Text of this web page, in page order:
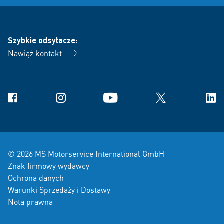
Szybkie odsyłacze:
Nawiąż kontakt
Facebook Instagram YouTube X
© 2026 MS Motorservice International GmbH
Znak firmowy wydawcy
Ochrona danych
Warunki Sprzedaży i Dostawy
Nota prawna